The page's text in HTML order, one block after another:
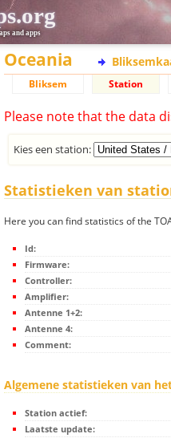
and apps
Oceania
Bliksem Station
Please note that the data
Kies een station:
Statistieken van
Here you can find statistics of the
Id:
Firmware:
Controller:
Amplifier:
Antenne 1+2:
Antenne 4:
Comment:
Algemene statistieken van
Station actief:
Laatste update: